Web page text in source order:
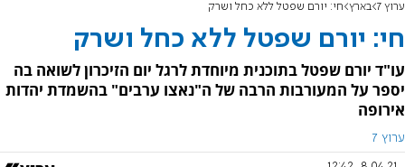
ערוץ 7 בארץ חי: יורם שפטל ללא כחל ושרק
חי: יורם שפטל ללא כחל ושרק
עו"ד יורם שפטל בתוכנית מיוחדת לרגל יום הזיכרון לשואה בה
יספר על המעורבות הרבה של ה"נאצו ערבים" בהשמדת יהדות
אירופה
ערוץ 7